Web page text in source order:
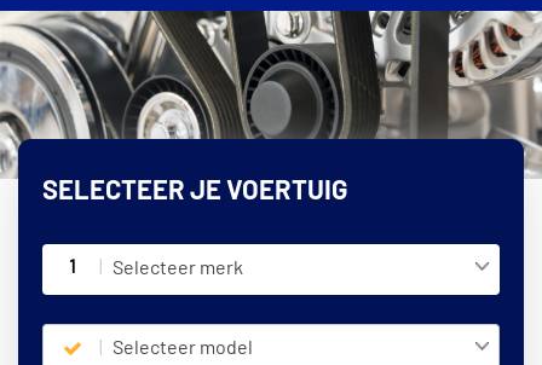
SELECTEER JE VOERTUIG
1 Selecteer merk
Selecteer model